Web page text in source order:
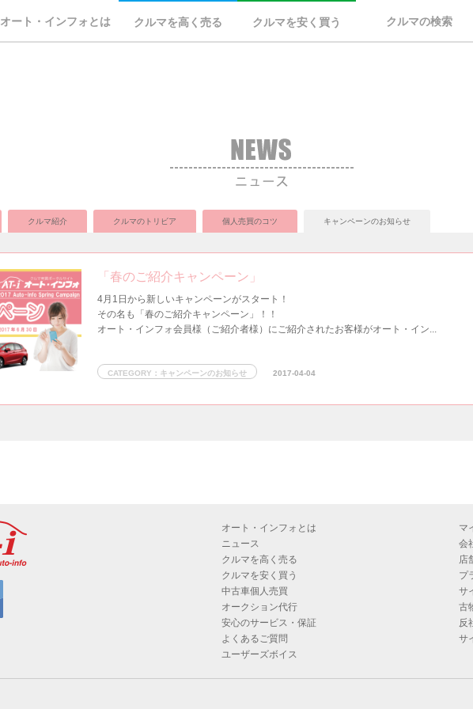
オート・インフォとは クルマを高く売る クルマを安く買う クルマの検索
クルマ紹介 クルマのトリビア 個人売買のコツ キャンペーンのお知らせ
「春のご紹介キャンペーン」
4月1日から新しいキャンペーンがスタート！
その名も「春のご紹介キャンペーン」！！
オート・インフォ会員様（ご紹介者様）にご紹介されたお客様がオート・イン...
CATEGORY：キャンペーンのお知らせ 2017-04-04
オート・インフォとは
ニュース
クルマを高く売る
クルマを安く買う
中古車個人売買
オークション代行
安心のサービス・保証
よくあるご質問
ユーザーズボイス
マ
会
店
プ
サ
古
反
サ